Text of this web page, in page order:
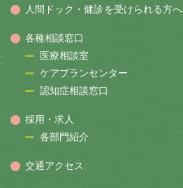
人間ドック・健診を受けられる方へ
各種相談窓口
医療相談室
ケアプランセンター
認知症相談窓口
採用・求人
各部門紹介
交通アクセス